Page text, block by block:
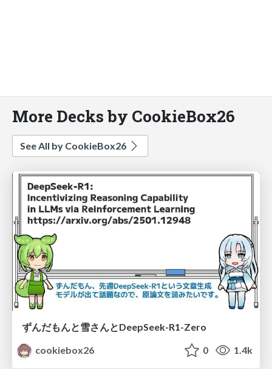
More Decks by CookieBox26
See All by CookieBox26
ずんだもんと雪さんとDeepSeek-R1-Zero
cookiebox26
0 1.4k